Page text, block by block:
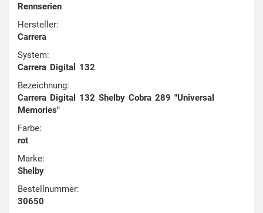
Rennserien
Hersteller:
Carrera
System:
Carrera Digital 132
Bezeichnung:
Carrera Digital 132 Shelby Cobra 289 "Universal
Memories"
Farbe:
rot
Marke:
Shelby
Bestellnummer:
30650